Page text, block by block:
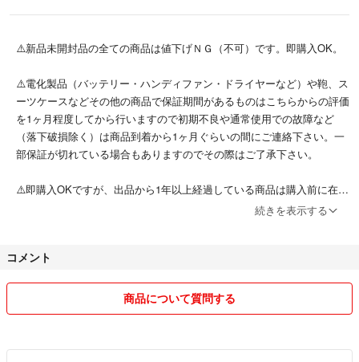
⚠️新品未開封品の全ての商品は値下げＮＧ（不可）です。即購入OK。
⚠️電化製品（バッテリー・ハンディファン・ドライヤーなど）や鞄、ス
ーツケースなどその他の商品で保証期間があるものはこちらからの評価
を1ヶ月程度してから行いますので初期不良や通常使用での故障など
（落下破損除く）は商品到着から1ヶ月ぐらいの間にご連絡下さい。一
部保証が切れている場合もありますのでその際はご了承下さい。
⚠️即購入OKですが、出品から1年以上経過している商品は購入前に在
庫、商品の状態など必ずご確認下さい。お手数をおかけしますが宜しく
⚠️写真や商品タイトルと説明文や写真が違う場合は購入前にコメントよ
⚠️まとめ買いによる送料分や梱包の簡素化による値引きには応じます
す。
続きを表示する
コメント
商品について質問する